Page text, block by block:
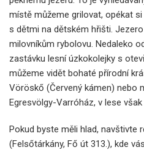
místě můžeme grilovat, opékat
s dětmi na dětském hřišti.
milovníkům rybolovu. Nedaleko
zastávku lesní úzkokolejky s
můžeme vidět bohaté přírodní
Vöröskő (Červený kámen) nebo
Egresvölgy-Varróház, v lese
Pokud byste měli hlad, navštivte
(Felsőtárkány, Fő út 313.), kde